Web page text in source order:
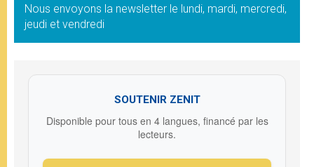
Nous envoyons la newsletter le lundi, mardi, mercredi,
jeudi et vendredi
SOUTENIR ZENIT
Disponible pour tous en 4 langues, financé par les
lecteurs.